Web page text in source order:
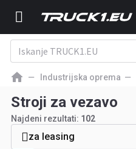
Industrijska oprema
Stroji za vezavo
Najdeni rezultati: 102
za leasing